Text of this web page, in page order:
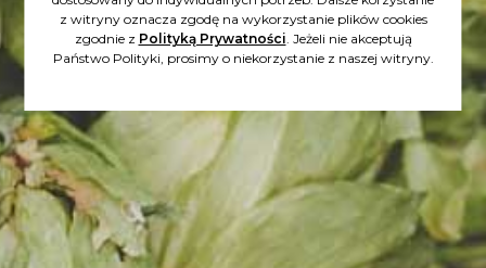
8-9.11.2019
FESTIWALE: KRAKÓW
BEERWEEK INSIDE
z witryny oznacza zgodę na wykorzystanie plików cookies
zgodnie z Polityką Prywatności . Jeżeli nie akceptują
Państwo Polityki, prosimy o niekorzystanie z naszej witryny.